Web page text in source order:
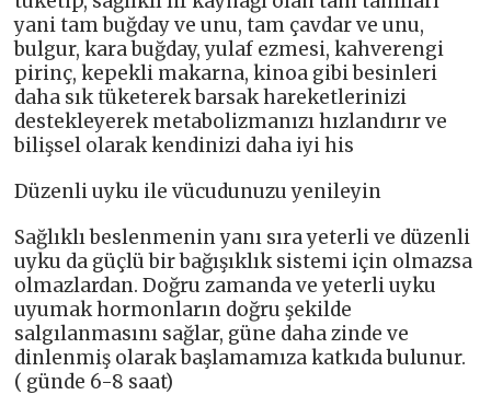
yani tam buğday ve unu, tam çavdar ve unu,
bulgur, kara buğday, yulaf ezmesi, kahverengi
pirinç, kepekli makarna, kinoa gibi besinleri
daha sık tüketerek barsak hareketlerinizi
destekleyerek metabolizmanızı hızlandırır ve
bilişsel olarak kendinizi daha iyi his
Düzenli uyku ile vücudunuzu yenileyin
Sağlıklı beslenmenin yanı sıra yeterli ve düzenli
uyku da güçlü bir bağışıklık sistemi için olmazsa
olmazlardan. Doğru zamanda ve yeterli uyku
uyumak hormonların doğru şekilde
salgılanmasını sağlar, güne daha zinde ve
dinlenmiş olarak başlamamıza katkıda bulunur.
( günde 6-8 saat)